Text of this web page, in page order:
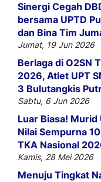
Sinergi Cegah
bersama UPTD
dan Bina Tim
Jumat, 19 Jun 2026
Berlaga di O2SN
2026, Atlet UPT
3 Bulutangkis
Sabtu, 6 Jun 2026
Luar Biasa! Murid
Nilai Sempurna
TKA Nasional
Kamis, 28 Mei 2026
Menuju Tingkat